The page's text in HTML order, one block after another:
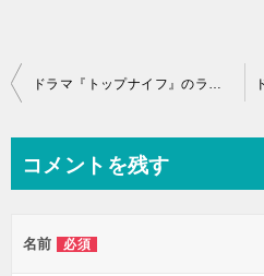
投
ビ
ー
コメントを残す
名前 必須